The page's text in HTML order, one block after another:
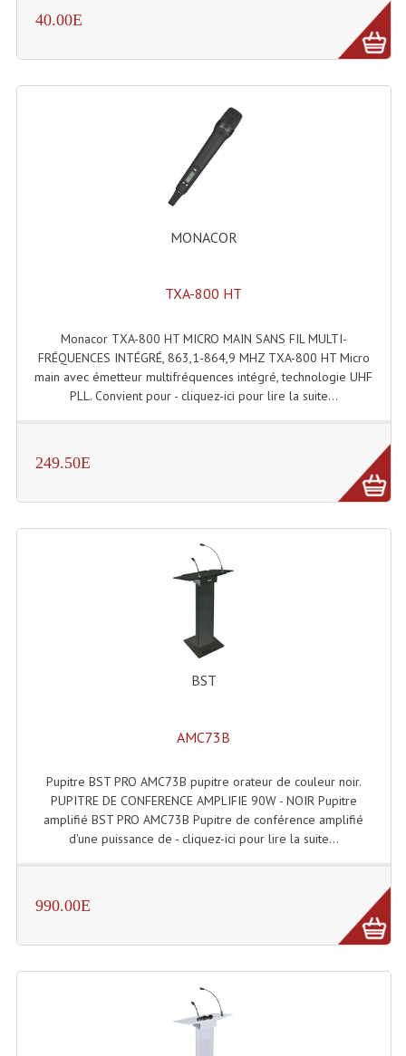
Moteurs Pavillons Pour Enceinte
Tweeters Pour Enceintes
Lecteurs Audio & Sources
Lecteurs Cd À Plats Lecteur MP3
Lecteurs Double Cd Mixage Intégrée
Lecteurs Double Cd MP3
Platines Dvd Pour Dj
Platines Cassettes
Limiteur De Niveau Sonore
Micro Sans Fil HF VHF 200MHZ
Micro Sans Fil HF UHF 800MHZ
Micros De Studio
Portes Voix Mégaphones
Pupitre Pour Discours
40.00E
MONACOR
TXA-800 HT
Monacor TXA-800 HT MICRO MAIN SANS FIL MULTI-
FRÉQUENCES INTÉGRÉ, 863,1-864,9 MHZ TXA-800 HT Micro
main avec émetteur multifréquences intégré, technologie UHF
PLL. Convient pour - cliquez-ici pour lire la suite...
249.50E
BST
AMC73B
Pupitre BST PRO AMC73B pupitre orateur de couleur noir.
PUPITRE DE CONFERENCE AMPLIFIE 90W - NOIR Pupitre
amplifié BST PRO AMC73B Pupitre de conférence amplifié
d'une puissance de - cliquez-ici pour lire la suite...
990.00E